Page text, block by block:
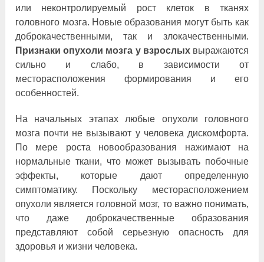
или неконтролируемый рост клеток в тканях
головного мозга. Новые образования могут быть как
доброкачественными, так и злокачественными.
Признаки опухоли мозга у взрослыхвыражаются
сильно и слабо, в зависимости от
месторасположения формирования и его
особенностей.
На начальных этапах любые опухоли головного
мозга почти не вызывают у человека дискомфорта.
По мере роста новообразования нажимают на
нормальные ткани, что может вызывать побочные
эффекты, которые дают определенную
симптоматику. Поскольку месторасположением
опухоли является головной мозг, то важно понимать,
что даже доброкачественные образования
представляют собой серьезную опасность для
здоровья и жизни человека.